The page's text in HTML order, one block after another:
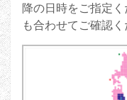
降の日時をご指定
も合わせてご確認く